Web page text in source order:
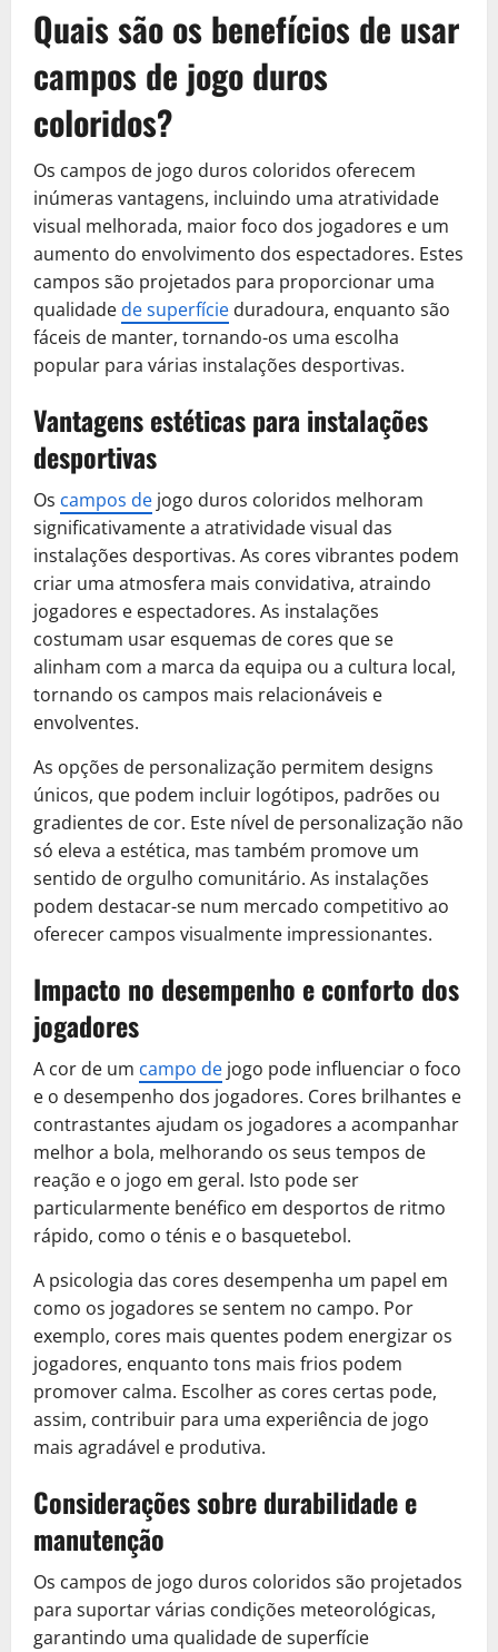
Quais são os benefícios de usar
campos de jogo duros
coloridos?
Os campos de jogo duros coloridos oferecem
inúmeras vantagens, incluindo uma atratividade
visual melhorada, maior foco dos jogadores e um
aumento do envolvimento dos espectadores. Estes
campos são projetados para proporcionar uma
qualidade de superfície duradoura, enquanto são
fáceis de manter, tornando-os uma escolha
popular para várias instalações desportivas.
Vantagens estéticas para instalações
desportivas
Os campos de jogo duros coloridos melhoram
significativamente a atratividade visual das
instalações desportivas. As cores vibrantes podem
criar uma atmosfera mais convidativa, atraindo
jogadores e espectadores. As instalações
costumam usar esquemas de cores que se
alinham com a marca da equipa ou a cultura local,
tornando os campos mais relacionáveis e
envolventes.
As opções de personalização permitem designs
únicos, que podem incluir logótipos, padrões ou
gradientes de cor. Este nível de personalização não
só eleva a estética, mas também promove um
sentido de orgulho comunitário. As instalações
podem destacar-se num mercado competitivo ao
oferecer campos visualmente impressionantes.
Impacto no desempenho e conforto dos
jogadores
A cor de um campo de jogo pode influenciar o foco
e o desempenho dos jogadores. Cores brilhantes e
contrastantes ajudam os jogadores a acompanhar
melhor a bola, melhorando os seus tempos de
reação e o jogo em geral. Isto pode ser
particularmente benéfico em desportos de ritmo
rápido, como o ténis e o basquetebol.
A psicologia das cores desempenha um papel em
como os jogadores se sentem no campo. Por
exemplo, cores mais quentes podem energizar os
jogadores, enquanto tons mais frios podem
promover calma. Escolher as cores certas pode,
assim, contribuir para uma experiência de jogo
mais agradável e produtiva.
Considerações sobre durabilidade e
manutenção
Os campos de jogo duros coloridos são projetados
para suportar várias condições meteorológicas,
garantindo uma qualidade de superfície